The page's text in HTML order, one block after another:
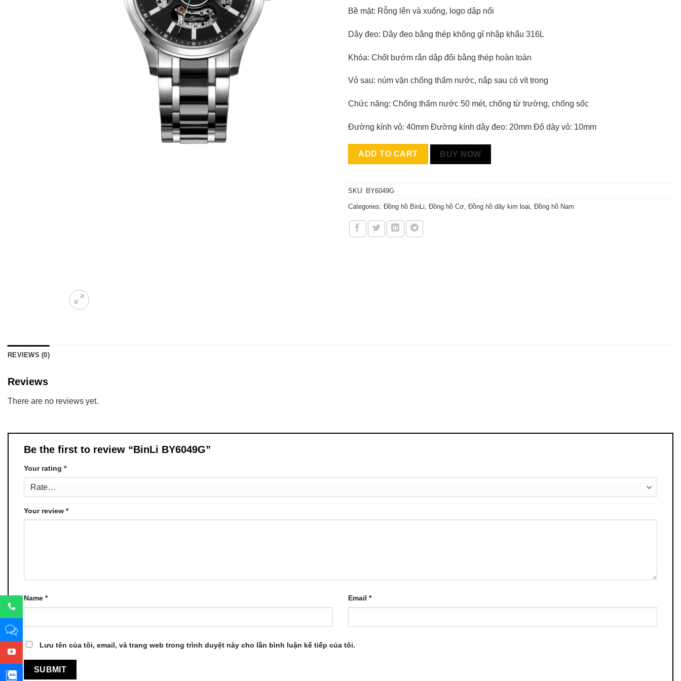
Bề mặt: Rỗng lên và xuống, logo dập nổi
Dây đeo: Dây đeo bằng thép không gỉ nhập khẩu 316L
Khóa: Chốt bướm rắn dập đôi bằng thép hoàn toàn
Vỏ sau: núm vặn chống thấm nước, nắp sau có vít trong
Chức năng: Chống thấm nước 50 mét, chống từ trường, chống sốc
Đường kính vỏ: 40mm Đường kính dây đeo: 20mm Độ dày vỏ: 10mm
ADD TO CART BUY NOW
SKU: BY6049G
Categories: Đồng hồ BinLi Đồng hồ Cơ Đồng hồ dây kim loại Đồng hồ Nam
REVIEWS (0)
Reviews
There are no reviews yet.
Be the first to review “BinLi BY6049G”
Your rating *
Your review *
Name * Email *
Lưu tên của tôi, email, và trang web trong trình duyệt này cho lần bình luận kế tiếp của tôi.